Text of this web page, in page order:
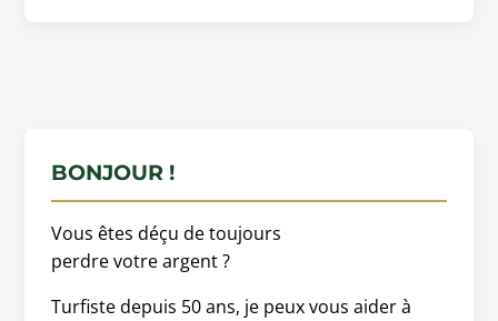
BONJOUR !
Vous êtes déçu de toujours
perdre votre argent ?
Turfiste depuis 50 ans, je peux vous aider à